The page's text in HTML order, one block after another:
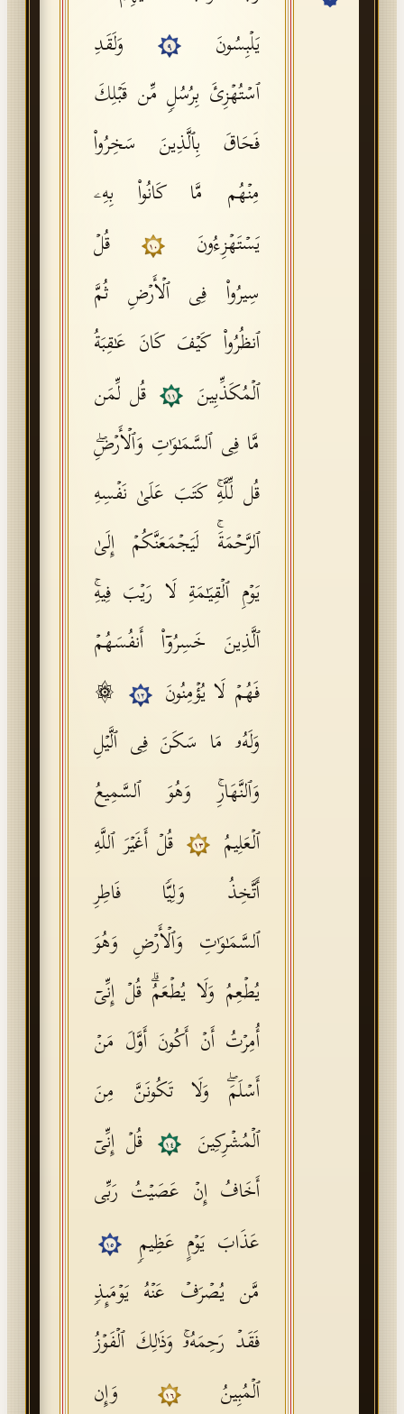
Tajweed Guide
Font Edition Tester
یَلۡبِسُونَ
٩
وَلَقَدِ
ٱسۡتُهۡزِئَ بِرُسُلࣲ مِّن قَبۡلِكَ
فَحَاقَ بِٱلَّذِینَ سَخِرُوا۟
مِنۡهُم مَّا كَانُوا۟ بِهِۦ
یَسۡتَهۡزِءُونَ
١٠
قُلۡ
سِیرُوا۟ فِی ٱلۡأَرۡضِ ثُمَّ
ٱنظُرُوا۟ كَیۡفَ كَانَ عَـٰقِبَةُ
ٱلۡمُكَذِّبِینَ
١١
قُل لِّمَن
مَّا فِی ٱلسَّمَـٰوَ ٰ⁠تِ وَٱلۡأَرۡضِۖ
قُل لِّلَّهِۚ كَتَبَ عَلَىٰ نَفۡسِهِ
ٱلرَّحۡمَةَۚ لَیَجۡمَعَنَّكُمۡ إِلَىٰ
یَوۡمِ ٱلۡقِیَـٰمَةِ لَا رَیۡبَ فِیهِۚ
ٱلَّذِینَ خَسِرُوۤا۟ أَنفُسَهُمۡ
فَهُمۡ لَا یُؤۡمِنُونَ
١٢
۞
وَلَهُۥ مَا سَكَنَ فِی ٱلَّیۡلِ
وَٱلنَّهَارِۚ وَهُوَ ٱلسَّمِیعُ
ٱلۡعَلِیمُ
١٣
قُلۡ أَغَیۡرَ ٱللَّهِ
أَتَّخِذُ وَلِیࣰّا فَاطِرِ
ٱلسَّمَـٰوَ ٰ⁠تِ وَٱلۡأَرۡضِ وَهُوَ
یُطۡعِمُ وَلَا یُطۡعَمُۗ قُلۡ إِنِّیۤ
أُمِرۡتُ أَنۡ أَكُونَ أَوَّلَ مَنۡ
أَسۡلَمَۖ وَلَا تَكُونَنَّ مِنَ
ٱلۡمُشۡرِكِینَ
١٤
قُلۡ إِنِّیۤ
أَخَافُ إِنۡ عَصَیۡتُ رَبِّی
عَذَابَ یَوۡمٍ عَظِیمࣲ
١٥
مَّن یُصۡرَفۡ عَنۡهُ یَوۡمَىِٕذࣲ
فَقَدۡ رَحِمَهُۥۚ وَذَ ٰ⁠لِكَ ٱلۡفَوۡزُ
ٱلۡمُبِینُ
١٦
وَإِن